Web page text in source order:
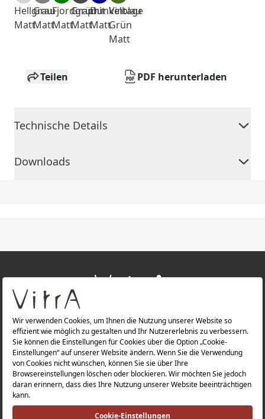
Hellgrau
Matt
Grau
Matt
Fjordgrün
Matt
Graphit
Matt
Dunkelblau
Matt
Vintage
Grün
Matt
Teilen PDF herunterladen
Technische Details
Downloads
ÜBER UNS
PRODUKTE